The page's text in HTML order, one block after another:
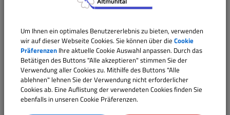
Um Ihnen ein optimales Benutzererlebnis zu bieten, verwenden
wir auf dieser Webseite Cookies. Sie können über die Cookie
Präferenzen Ihre aktuelle Cookie Auswahl anpassen. Durch das
Betätigen des Buttons "Alle akzeptieren" stimmen Sie der
Verwendung aller Cookies zu. Mithilfe des Buttons "Alle
ablehnen" lehnen Sie der Verwendung nicht erforderlicher
Cookies ab. Eine Auflistung der verwendeten Cookies finden Sie
ebenfalls in unseren Cookie Präferenzen.